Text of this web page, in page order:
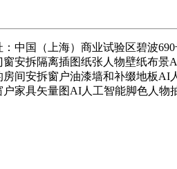
国（上海）商业试验区碧波
安拆隔离插图纸张人物壁纸布
间安拆窗户油漆墙和补缀地板
家具矢量图AI人工智能脚色人物